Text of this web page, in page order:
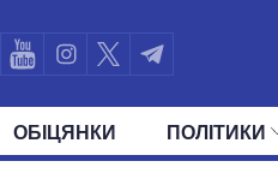
ОБIЦЯНКИ ПОЛIТИКИ